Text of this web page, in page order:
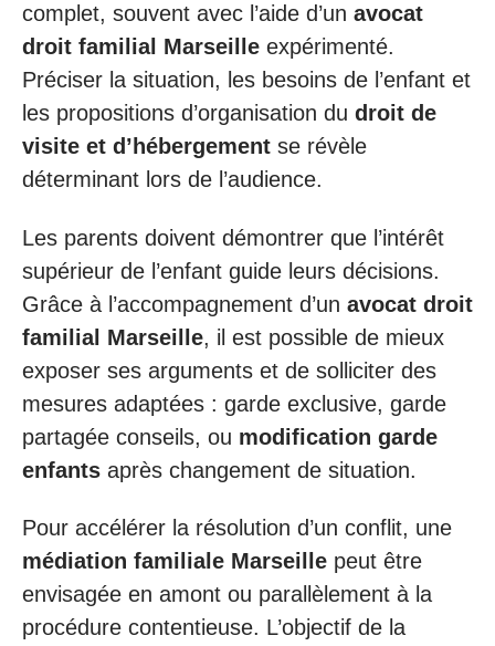
complet, souvent avec l’aide d’un avocat
droit familial Marseille expérimenté.
Préciser la situation, les besoins de l’enfant et
les propositions d’organisation du droit de
visite et d’hébergement se révèle
déterminant lors de l’audience.
Les parents doivent démontrer que l’intérêt
supérieur de l’enfant guide leurs décisions.
Grâce à l’accompagnement d’un avocat droit
familial Marseille, il est possible de mieux
exposer ses arguments et de solliciter des
mesures adaptées : garde exclusive, garde
partagée conseils, ou modification garde
enfants après changement de situation.
Pour accélérer la résolution d’un conflit, une
médiation familiale Marseille peut être
envisagée en amont ou parallèlement à la
procédure contentieuse. L’objectif de la